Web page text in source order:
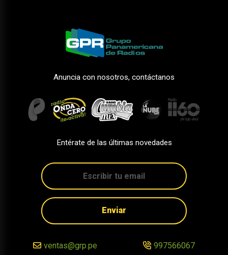
Anuncia con nosotros, contáctanos
Entérate de las últimas novedades
Enviar
ventas@grp.pe 997566067